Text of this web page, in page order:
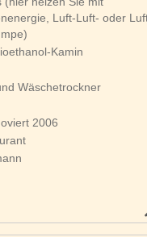
Luft-Luft- oder
Kamin
Wäschetrockner
2006